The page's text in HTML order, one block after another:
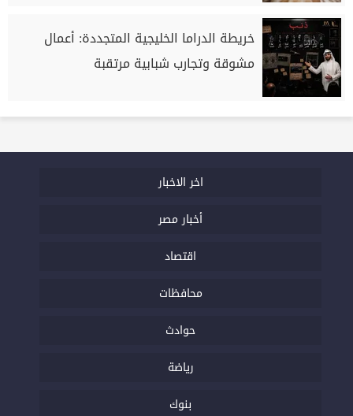
خريطة الدراما الخليجية المتجددة: أعمال
مشوقة وتجارب شبابية مرتقبة
اخر الاخبار
أخبار مصر
اقتصاد
محافظات
حوادث
رياضة
بنوك